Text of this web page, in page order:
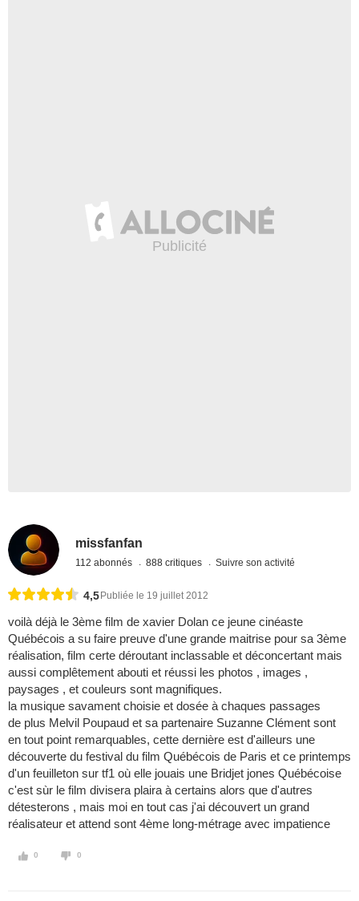
missfanfan
112 abonnés 888 critiques Suivre son activité
4,5 Publiée le 19 juillet 2012
voilà déjà le 3ème film de xavier Dolan ce jeune cinéaste
Québécois a su faire preuve d'une grande maitrise pour sa 3ème
réalisation, film certe déroutant inclassable et déconcertant mais
aussi complêtement abouti et réussi les photos , images ,
paysages , et couleurs sont magnifiques.
la musique savament choisie et dosée à chaques passages
de plus Melvil Poupaud et sa partenaire Suzanne Clément sont
en tout point remarquables, cette dernière est d'ailleurs une
découverte du festival du film Québécois de Paris et ce printemps
d'un feuilleton sur tf1 où elle jouais une Bridjet jones Québécoise
c'est sùr le film divisera plaira à certains alors que d'autres
détesterons , mais moi en tout cas j'ai découvert un grand
réalisateur et attend sont 4ème long-métrage avec impatience
0 0